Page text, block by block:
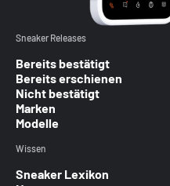
Sneaker Releases
Bereits bestätigt
Bereits erschienen
Nicht bestätigt
Marken
Modelle
Wissen
Sneaker Lexikon